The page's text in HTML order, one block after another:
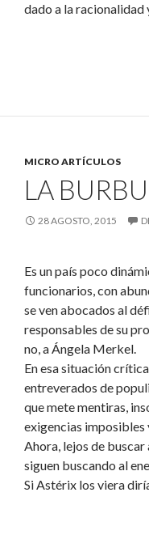
dado a la
MICRO ARTÍCULOS
LA
28 AGOSTO, 2015
Es un país poco
funcionarios, con
se ven abocados al
responsables de su
no, a Ángela Merkel.
En esa situación
entreverados de
que mete mentiras,
exigencias imposibles
Ahora, lejos de buscar
siguen buscando al
Si Astérix los viera